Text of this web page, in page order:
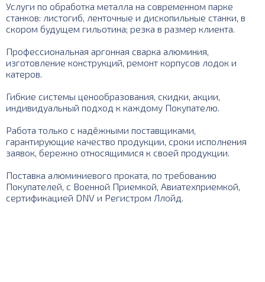
Услуги по обработка металла на современном парке
станков: листогиб, ленточные и дископильные станки, в
скором будущем гильотина; резка в размер клиента.
Профессиональная аргонная сварка алюминия,
изготовление конструкций, ремонт корпусов лодок и
катеров.
Гибкие системы ценообразования, скидки, акции,
индивидуальный подход к каждому Покупателю.
Работа только с надёжными поставщиками,
гарантирующие качество продукции, сроки исполнения
заявок, бережно относящимися к своей продукции.
Поставка алюминиевого проката, по требованию
Покупателей, с Военной Приемкой, Авиатехприемкой,
сертификацией DNV и Регистром Ллойд.